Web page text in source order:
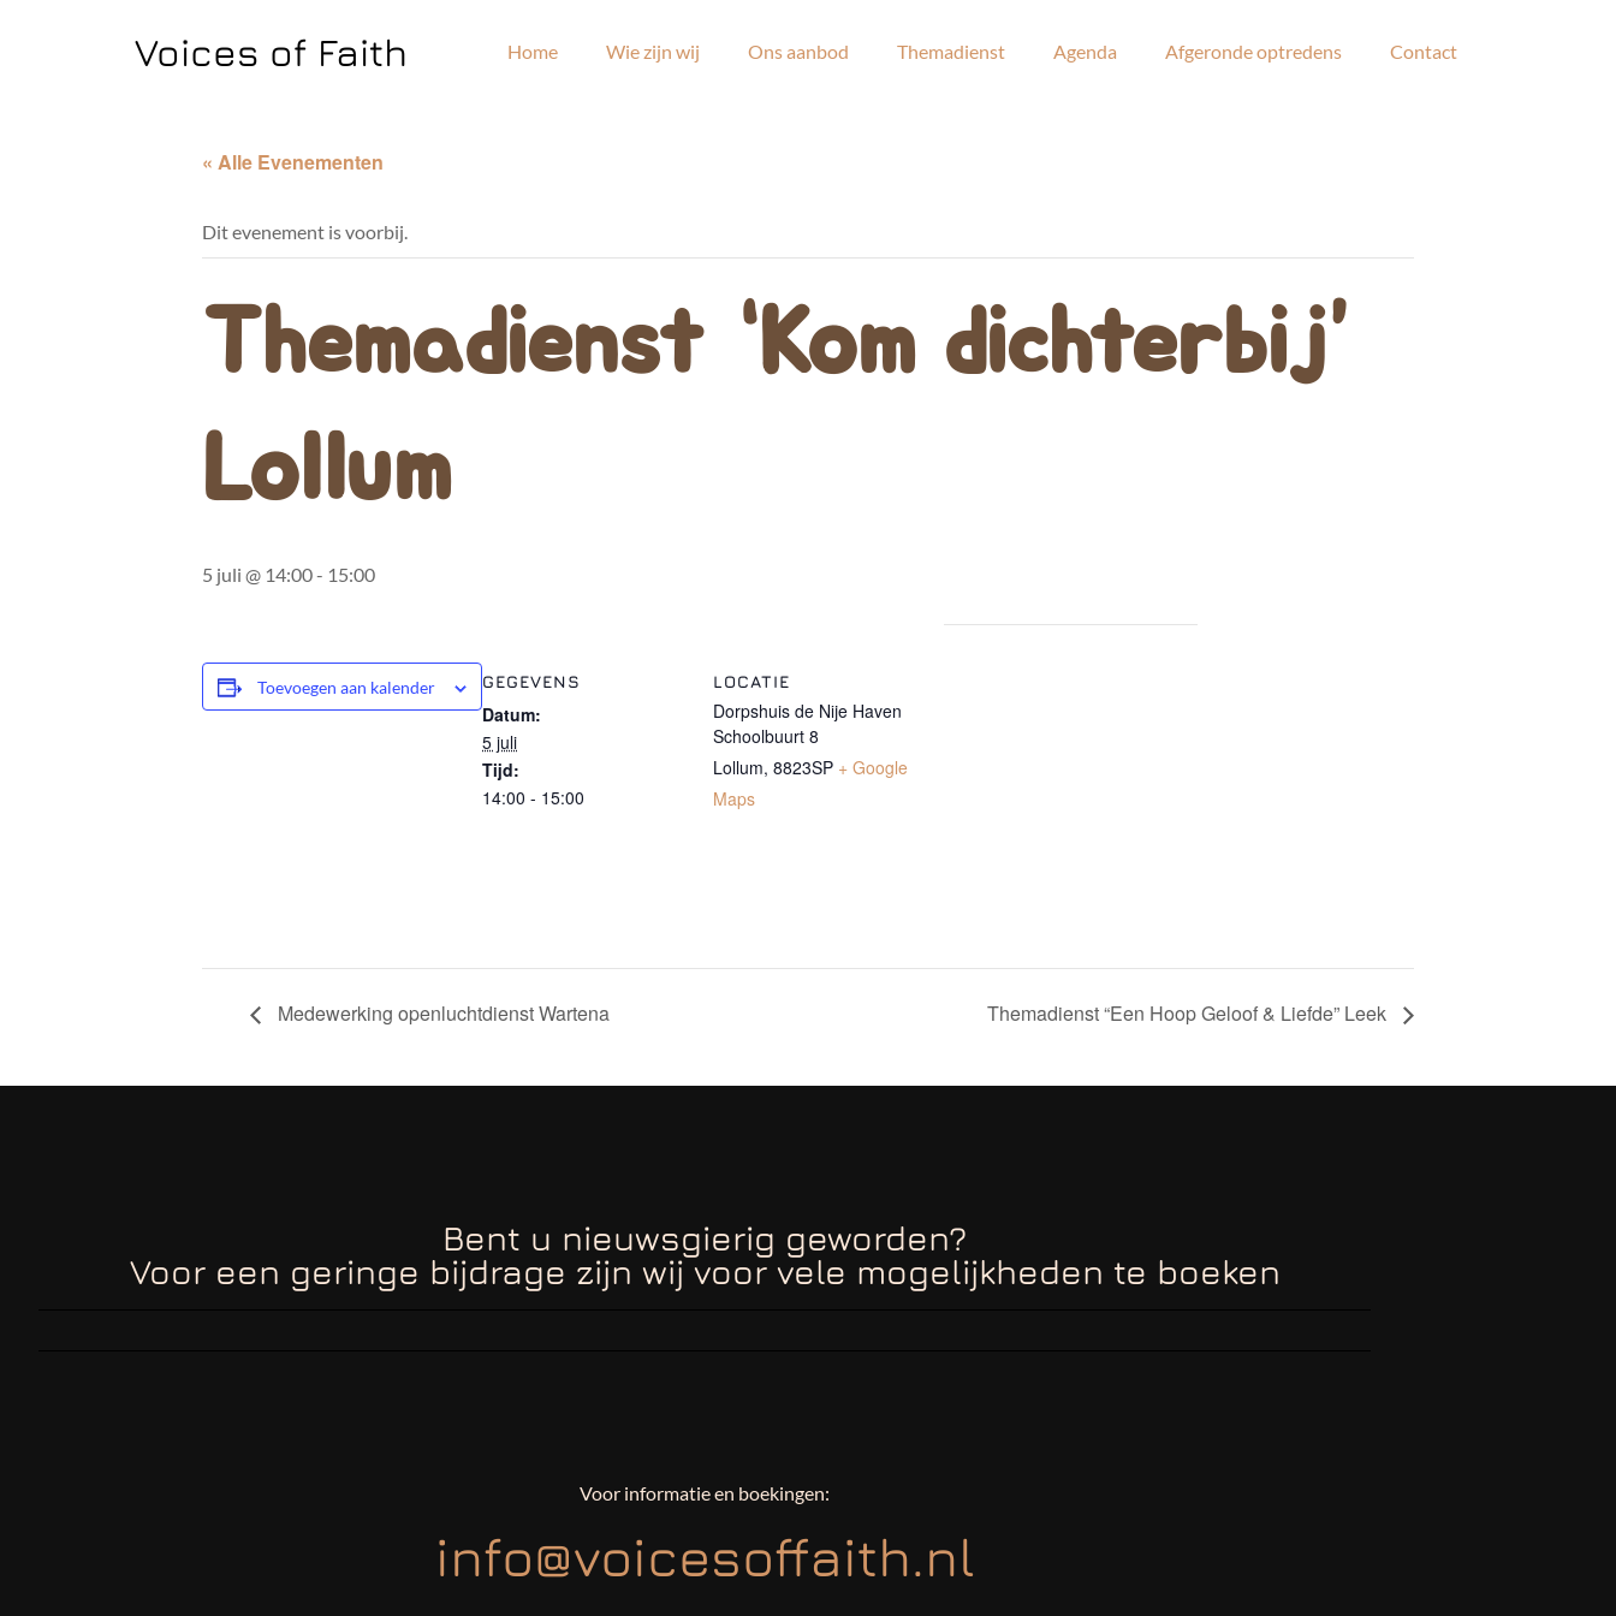
Voices of Faith Home Wie zijn wij Ons aanbod Themadienst Agenda Afgeronde optredens Contact
« Alle Evenementen
Dit evenement is voorbij.
Themadienst “Kom dichterbij”
Lollum
5 juli @ 14:00- 15:00
Toevoegen aan kalender GEGEVENS
Datum:
5 juli
Tijd:
14:00 - 15:00
LOCATIE
Dorpshuis de Nije Haven
Schoolbuurt 8
Lollum, 8823SP + Google
Maps
Medewerking openluchtdienst Wartena Themadienst “Een Hoop Geloof & Liefde” Leek
Bent u nieuwsgierig geworden?
Voor een geringe bijdrage zijn wij voor vele mogelijkheden te boeken
Voor informatie en boekingen:
info@voicesoffaith.nl